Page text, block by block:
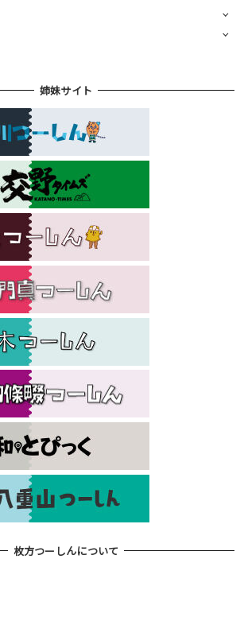
姉妹サイト
枚方つーしんについて